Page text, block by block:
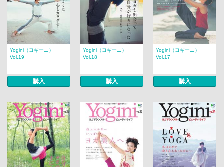
Yogini（ヨギーニ）
Vol.19
購入
Yogini（ヨギーニ）
Vol.18
購入
Yogini（ヨギーニ）
Vol.17
購入